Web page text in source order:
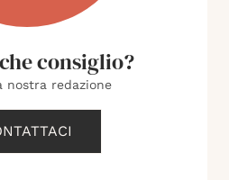
consiglio?
nostra redazione